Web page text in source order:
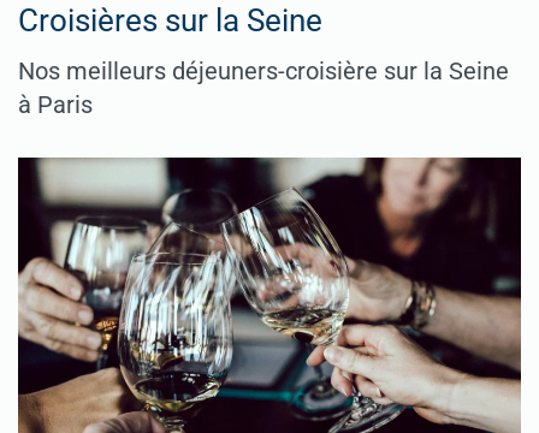
Croisières sur la Seine
Nos meilleurs déjeuners-croisière sur la Seine
à Paris